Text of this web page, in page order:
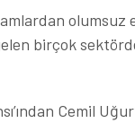
olumsuz
birçok
Cemil